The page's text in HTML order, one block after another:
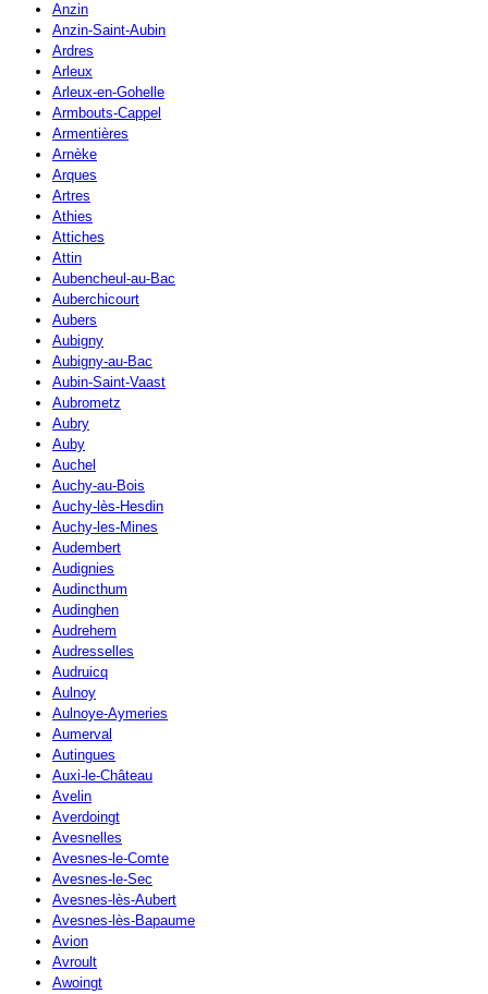
Anzin
Anzin-Saint-Aubin
Ardres
Arleux
Arleux-en-Gohelle
Armbouts-Cappel
Armentières
Arnèke
Arques
Artres
Athies
Attiches
Attin
Aubencheul-au-Bac
Auberchicourt
Aubers
Aubigny
Aubigny-au-Bac
Aubin-Saint-Vaast
Aubrometz
Aubry
Auby
Auchel
Auchy-au-Bois
Auchy-lès-Hesdin
Auchy-les-Mines
Audembert
Audignies
Audincthum
Audinghen
Audrehem
Audresselles
Audruicq
Aulnoy
Aulnoye-Aymeries
Aumerval
Autingues
Auxi-le-Château
Avelin
Averdoingt
Avesnelles
Avesnes-le-Comte
Avesnes-le-Sec
Avesnes-lès-Aubert
Avesnes-lès-Bapaume
Avion
Avroult
Awoingt